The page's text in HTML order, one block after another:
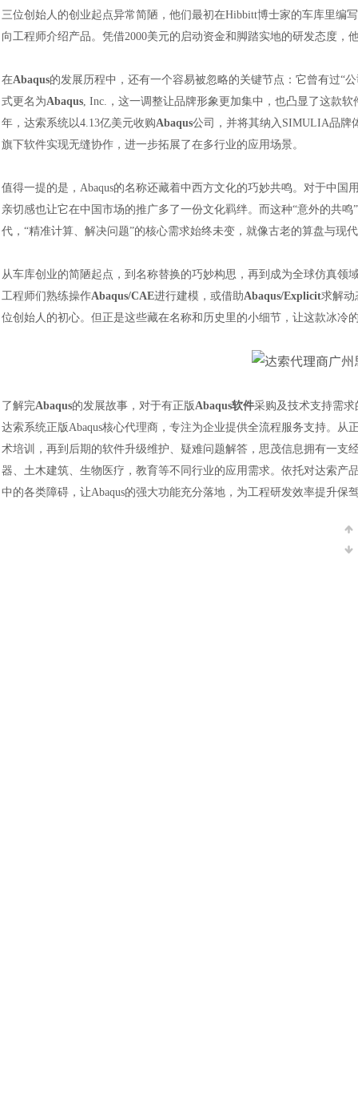
三位创始人的创业起点异常简陋，他们最初在Hibbitt博士家的车库里编
向工程师介绍产品。凭借2000美元的启动资金和脚踏实地的研发态度，
在Abaqus的发展历程中，还有一个容易被忽略的关键节点：它曾有过“
式更名为Abaqus, Inc.，这一调整让品牌形象更加集中，也凸显了这款
年，达索系统以4.13亿美元收购Abaqus公司，并将其纳入SIMULIA品牌
旗下软件实现无缝协作，进一步拓展了在多行业的应用场景。
值得一提的是， Abaqus的名称还藏着中西方文化的巧妙共鸣。对于中国
亲切感也让它在中国市场的推广多了一份文化羁绊。而这种“意外的共
代，“精准计算、解决问题”的核心需求始终未变，就像古老的算盘与现
从车库创业的简陋起点，到名称替换的巧妙构思，再到成为全球仿真领
工程师们熟练操作Abaqus/CAE进行建模，或借助Abaqus/Explicit求解动
位创始人的初心。但正是这些藏在名称和历史里的小细节，让这款冰冷
了解完Abaqus的发展故事，对于有正版Abaqus软件采购及技术支持需
达索系统正版Abaqus核心代理商，专注为企业提供全流程服务支持。
术培训，再到后期的软件升级维护、疑难问题解答，思茂信息拥有一
器、土木建筑、生物医疗，教育等不同行业的应用需求。依托对达索
中的各类障碍，让Abaqus的强大功能充分落地，为工程研发效率提升保